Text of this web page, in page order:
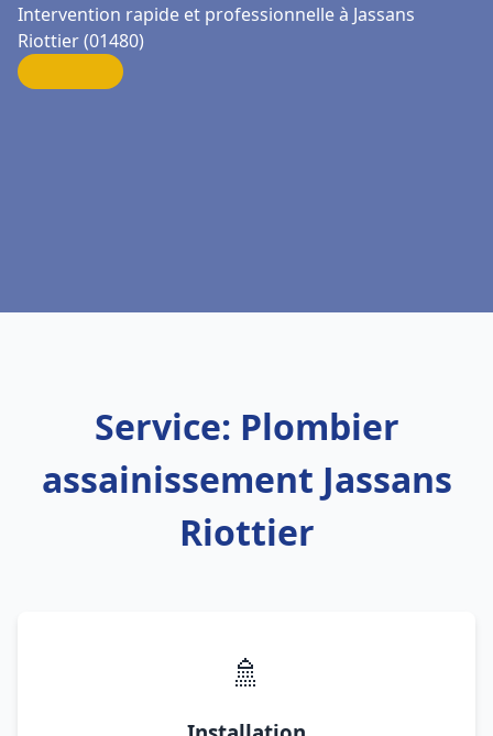
Intervention rapide et professionnelle à Jassans
Riottier (01480)
Service: Plombier
assainissement Jassans
Riottier
🚿